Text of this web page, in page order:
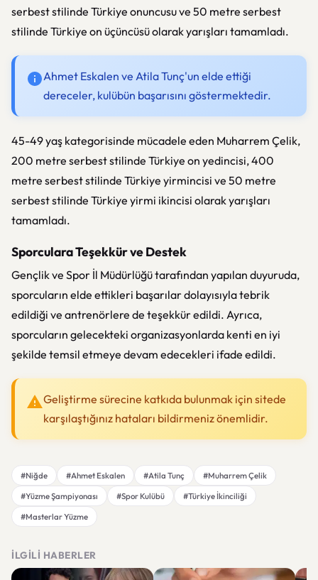
serbest stilinde Türkiye onuncusu ve 50 metre serbest
stilinde Türkiye on üçüncüsü olarak yarışları tamamladı.
Ahmet Eskalen ve Atila Tunç'un elde ettiği
dereceler, kulübün başarısını göstermektedir.
45-49 yaş kategorisinde mücadele eden Muharrem Çelik,
200 metre serbest stilinde Türkiye on yedincisi, 400
metre serbest stilinde Türkiye yirmincisi ve 50 metre
serbest stilinde Türkiye yirmi ikincisi olarak yarışları
tamamladı.
Sporculara Teşekkür ve Destek
Gençlik ve Spor İl Müdürlüğü tarafından yapılan duyuruda,
sporcuların elde ettikleri başarılar dolayısıyla tebrik
edildiği ve antrenörlere de teşekkür edildi. Ayrıca,
sporcuların gelecekteki organizasyonlarda kenti en iyi
şekilde temsil etmeye devam edecekleri ifade edildi.
Geliştirme sürecine katkıda bulunmak için sitede
karşılaştığınız hataları bildirmeniz önemlidir.
#Niğde #Ahmet Eskalen #Atila Tunç
#Muharrem Çelik
#Yüzme Şampiyonası
#Spor Kulübü
#Türkiye İkinciliği
#Masterlar Yüzme
İLGILI HABERLER